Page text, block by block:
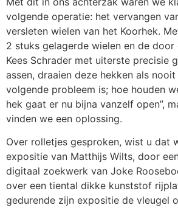
volgende operatie: het vervangen
versleten wielen van het Koorhek.
2 stuks gelagerde wielen en de
Kees Schrader met uiterste precisie
assen, draaien deze hekken als
volgende probleem is; hoe houden
hek gaat er nu bijna vanzelf open”,
vinden we een oplossing.
Over rolletjes gesproken, wist u dat
expositie van Matthijs Wilts, door
digitaal zoekwerk van Joke
over een tiental dikke kunststof
gedurende zijn expositie de vleugel